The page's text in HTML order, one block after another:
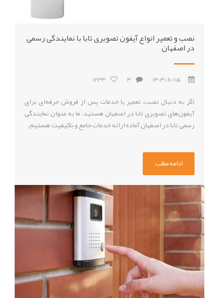
نصب و تعمیر انواع آیفون تصویری تابا با نمایندگی رسمی
در اصفهان
1403/8/15
اگر به دنبال نصب، تعمیر یا خدمات پس از فروش حرفه‌ای برای
آیفون‌های تصویری تابا در اصفهان هستید، ما به عنوان نمایندگی
رسمی تابا در اصفهان آماده ارائه خدمات جامع و باکیفیت هستیم.
ادامه مطلب